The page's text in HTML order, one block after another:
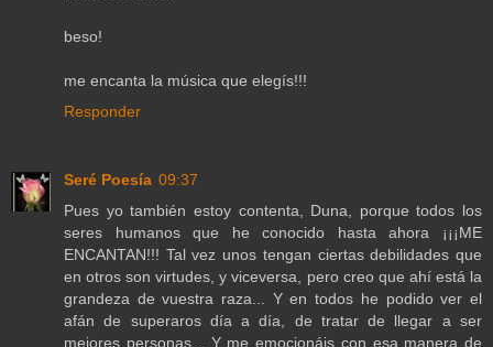
beso!
me encanta la música que elegís!!!
Responder
Seré Poesía 09:37
Pues yo también estoy contenta, Duna, porque todos los
seres humanos que he conocido hasta ahora ¡¡¡ME
ENCANTAN!!! Tal vez unos tengan ciertas debilidades que
en otros son virtudes, y viceversa, pero creo que ahí está la
grandeza de vuestra raza... Y en todos he podido ver el
afán de superaros día a día, de tratar de llegar a ser
mejores personas... Y me emocionáis con esa manera de